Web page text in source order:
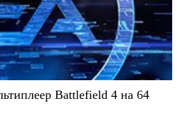
Battlefield 4 на 64